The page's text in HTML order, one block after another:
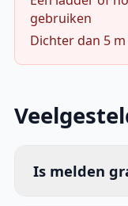
gebruiken
Dichter dan 5
Is melden